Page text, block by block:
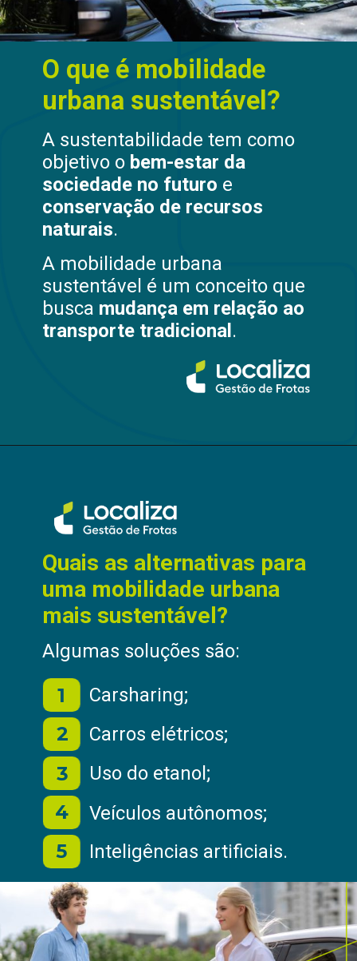
A sustentabilidade tem como
objetivo o bem-estar da
sociedade no futuro e
conservação de recursos
naturais.
A mobilidade urbana
sustentável é um conceito que
busca mudança em relação ao
transporte tradicional .
Quais as alternativas para
uma mobilidade urbana
mais sustentável?
Carsharing;
1
Carros elétricos;
2
Uso do etanol;
3
Veículos autônomos;
4
Inteligências artificiais.
5
Algumas soluções são: